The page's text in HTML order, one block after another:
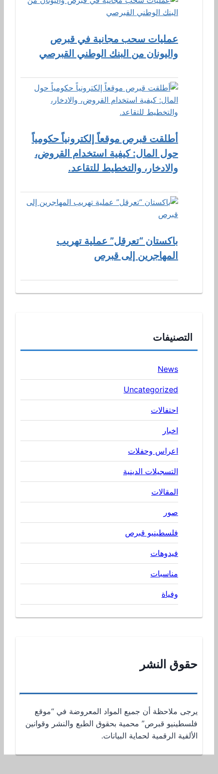
عمليات سحب مجانية في قبرص
واليونان من البنك الوطني القبرصي
أطلقت قبرص موقعاً إلكترونياً حكومياً
حول المال: كيفية استخدام القروض،
والادخار، والتخطيط للتقاعد.
باكستان “تعرقل” عملية تهريب
المهاجرين إلى قبرص
التصنيفات
News
Uncategorized
احتفالات
اخبار
اعراس وحفلات
التسجيلات الدينية
المقالات
صور
فلسطينيو قبرص
فيدوهات
مناسبات
وفياة
حقوق النشر
يرجى ملاحظة أن جميع المواد المعروضة في “موقع
فلسطينيو قبرص” محمية بحقوق الطبع والنشر وقوانين
الألفية الرقمية لحماية البيانات.